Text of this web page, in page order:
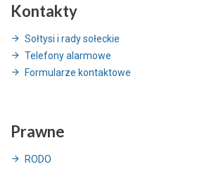
Kontakty
Sołtysi i rady sołeckie
Telefony alarmowe
Formularze kontaktowe
Prawne
RODO